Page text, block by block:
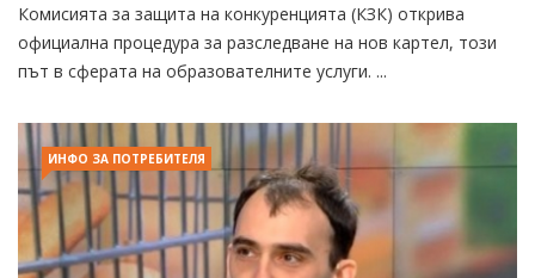
Комисията за защита на конкуренцията (КЗК) открива
официална процедура за разследване на нов картел, този
път в сферата на образователните услуги. ...
ИНФО ЗА ПОТРЕБИТЕЛЯ